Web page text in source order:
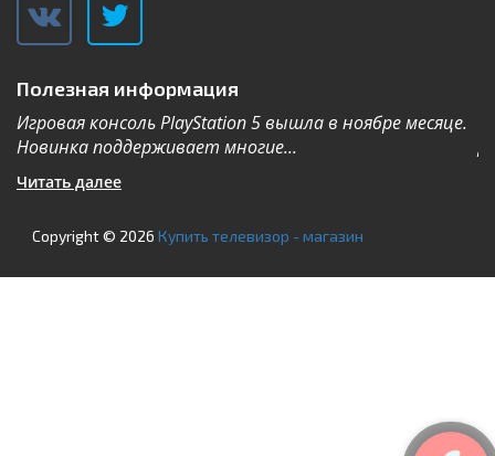
Полезная информация
Игровая консоль PlayStation 5 вышла в ноябре месяце.
Новинка поддерживает многие...
Читать далее
Copyright © 2026 Купить телевизор - магазин